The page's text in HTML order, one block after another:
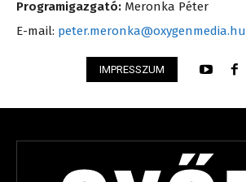
Programigazgató: Meronka Péter
E-mail: peter.meronka@oxygenmedia.hu
IMPRESSZUM